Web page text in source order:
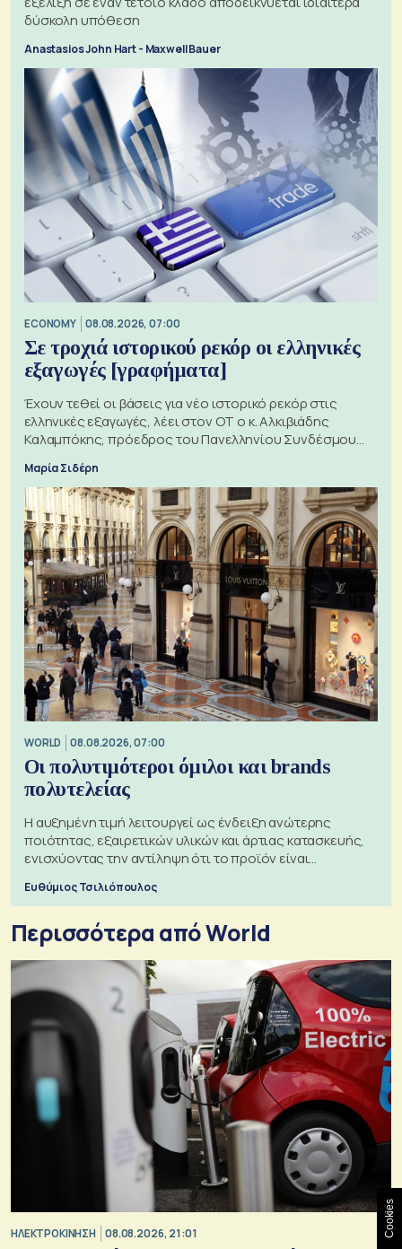
δύσκολη υπόθεση
Anastasios John Hart - Maxwell Bauer
ECONOMY 08.08.2026, 07:00
Σε τροχιά ιστορικού ρεκόρ οι ελληνικές
εξαγωγές [γραφήματα]
Έχουν τεθεί οι βάσεις για νέο ιστορικό ρεκόρ στις
ελληνικές εξαγωγές, λέει στον ΟΤ ο κ. Αλκιβιάδης
Καλαμπόκης, πρόεδρος του Πανελληνίου Συνδέσμου
Μαρία Σιδέρη
WORLD 08.08.2026, 07:00
Οι πολυτιμότεροι όμιλοι και brands
πολυτελείας
Η αυξημένη τιμή λειτουργεί ως ένδειξη ανώτερης
ποιότητας, εξαιρετικών υλικών και άρτιας κατασκευής,
ενισχύοντας την αντίληψη ότι το προϊόν είναι
Ευθύμιος Τσιλιόπουλος
Περισσότερα από World
ΗΛΕΚΤΡΟΚΙΝΗΣΗ 08.08.2026, 21:01 Cookies